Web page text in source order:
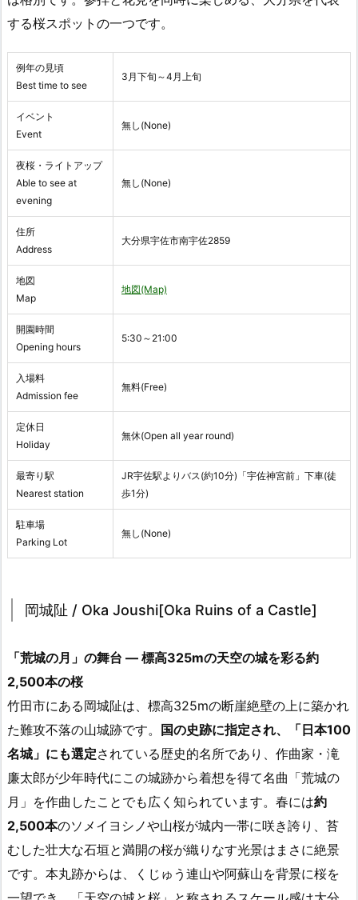
する桜スポットの一つです。
例年の見頃
Best time to see
3月下旬～4月上旬
イベント
Event
無し(None)
夜桜・ライトアップ
Able to see at
evening
無し(None)
住所
Address
大分県宇佐市南宇佐2859
地図
Map
地図(Map)
開園時間
Opening hours
5:30～21:00
入場料
Admission fee
無料(Free)
定休日
Holiday
無休(Open all year round)
最寄り駅
Nearest station
JR宇佐駅よりバス(約10分)「宇佐神宮前」下車(徒
歩1分)
駐車場
Parking Lot
無し(None)
岡城阯 / Oka Joushi[Oka Ruins of a Castle]
「荒城の月」の舞台 ― 標高325mの天空の城を彩る約
2,500本の桜
竹田市にある岡城阯は、標高325mの断崖絶壁の上に築かれ
た難攻不落の山城跡です。 国の史跡に指定され、「日本100
名城」にも選定されている歴史的名所であり、作曲家・滝
廉太郎が少年時代にこの城跡から着想を得て名曲「荒城の
月」を作曲したことでも広く知られています。春には約
2,500本のソメイヨシノや山桜が城内一帯に咲き誇り、苔
むした壮大な石垣と満開の桜が織りなす光景はまさに絶景
です。本丸跡からは、くじゅう連山や阿蘇山を背景に桜を